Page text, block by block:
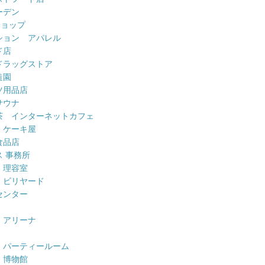
デン
ップ
ョン アパレル
店
ッグストア
用品店
ナ
インターネットカフェ
ーキ屋
品店
事務所
容室
リヤード
ンター
リーナ
ーティールーム
物館